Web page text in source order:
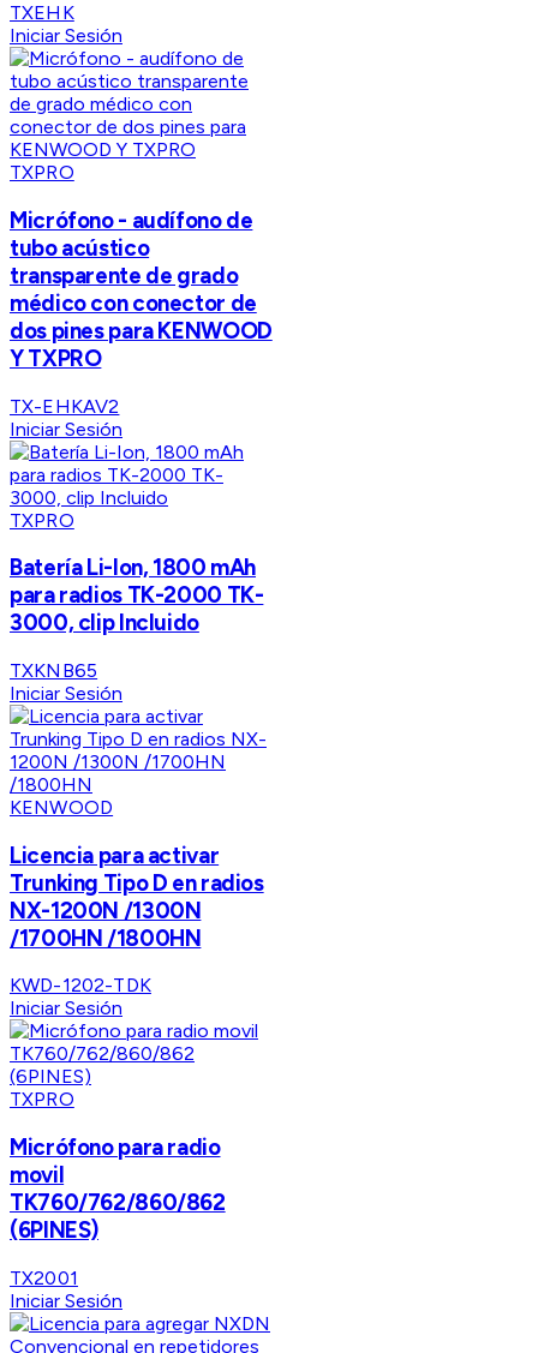
TXEHK
Iniciar Sesión
TXPRO
Micrófono - audífono de
tubo acústico
transparente de grado
médico con conector de
dos pines para KENWOOD
Y TXPRO
TX-EHKAV2
Iniciar Sesión
TXPRO
Batería Li-Ion, 1800 mAh
para radios TK-2000 TK-
3000, clip Incluido
TXKNB65
Iniciar Sesión
KENWOOD
Licencia para activar
Trunking Tipo D en radios
NX-1200N /1300N
/1700HN /1800HN
KWD-1202-TDK
Iniciar Sesión
TXPRO
Micrófono para radio
movil
TK760/762/860/862
(6PINES)
TX2001
Iniciar Sesión